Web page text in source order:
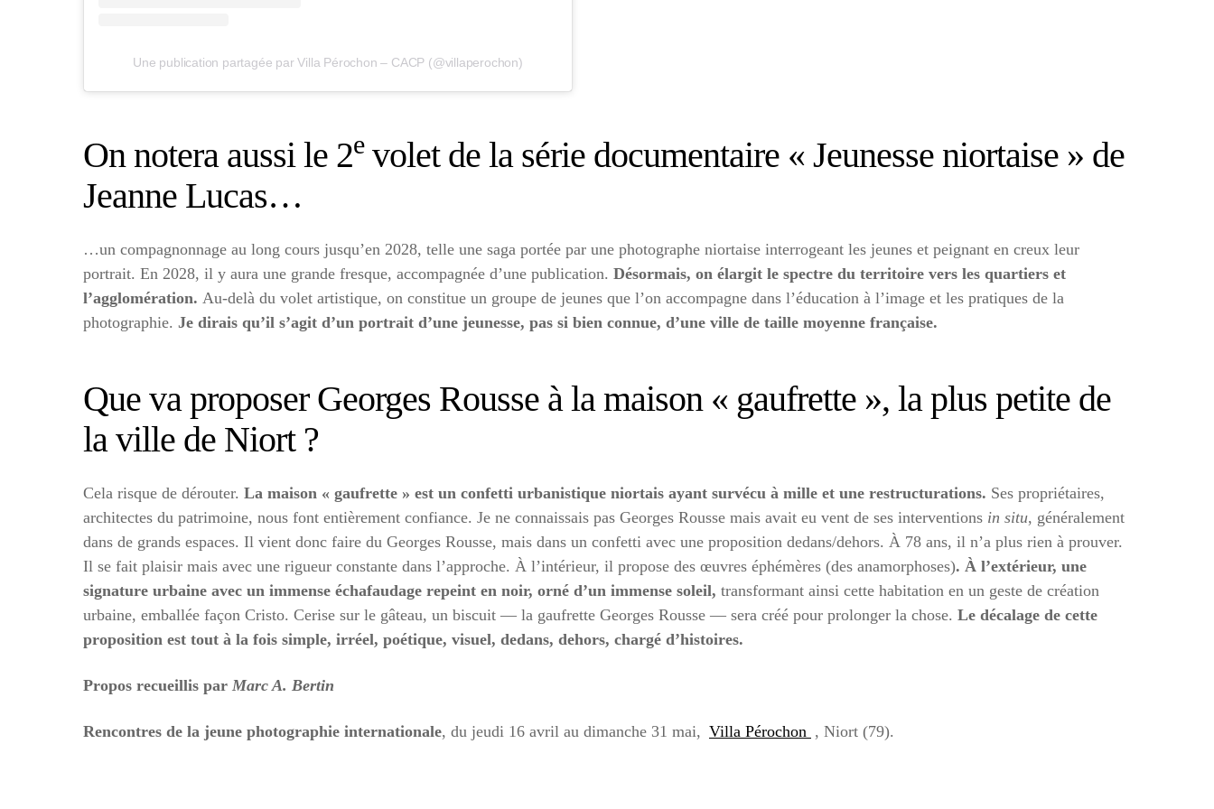
Une publication partagée par Villa Pérochon – CACP (@villaperochon)
On notera aussi le 2evolet de la série documentaire « Jeunesse niortaise » de
Jeanne Lucas…
…un compagnonnage au long cours jusqu’en 2028, telle une saga portée par une photographe niortaise interrogeant les jeunes et peignant en creux leur
portrait. En 2028, il y aura une grande fresque, accompagnée d’une publication. Désormais, on élargit le spectre du territoire vers les quartiers et
l’agglomération. Au-delà du volet artistique, on constitue un groupe de jeunes que l’on accompagne dans l’éducation à l’image et les pratiques de la
photographie. Je dirais qu’il s’agit d’un portrait d’une jeunesse, pas si bien connue, d’une ville de taille moyenne française.
Que va proposer Georges Rousse à la maison « gaufrette », la plus petite de
la ville de Niort ?
Cela risque de dérouter. La maison « gaufrette » est un confetti urbanistique niortais ayant survécu à mille et une restructurations. Ses propriétaires,
architectes du patrimoine, nous font entièrement confiance. Je ne connaissais pas Georges Rousse mais avait eu vent de ses interventions in situ, généralement
dans de grands espaces. Il vient donc faire du Georges Rousse, mais dans un confetti avec une proposition dedans/dehors. À 78 ans, il n’a plus rien à prouver.
Il se fait plaisir mais avec une rigueur constante dans l’approche. À l’intérieur, il propose des œuvres éphémères (des anamorphoses). À l’extérieur, une
signature urbaine avec un immense échafaudage repeint en noir, orné d’un immense soleil, transformant ainsi cette habitation en un geste de création
urbaine, emballée façon Cristo. Cerise sur le gâteau, un biscuit — la gaufrette Georges Rousse — sera créé pour prolonger la chose. Le décalage de cette
proposition est tout à la fois simple, irréel, poétique, visuel, dedans, dehors, chargé d’histoires.
Propos recueillis par Marc A. Bertin
Rencontres de la jeune photographie internationale, du jeudi 16 avril au dimanche 31 mai, Villa Pérochon , Niort (79).